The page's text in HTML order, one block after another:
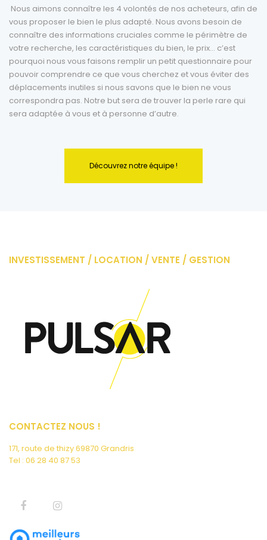
Nous aimons connaître les 4 volontés de nos acheteurs, afin de
vous proposer le bien le plus adapté. Nous avons besoin de
connaître des informations cruciales comme le périmètre de
votre recherche, les caractéristiques du bien, le prix… c’est
pourquoi nous vous faisons remplir un petit questionnaire pour
pouvoir comprendre ce que vous cherchez et vous éviter des
déplacements inutiles si nous savons que le bien ne vous
correspondra pas. Notre but sera de trouver la perle rare qui
sera adaptée à vous et à personne d’autre.
Découvrez notre équipe !
INVESTISSEMENT / LOCATION / VENTE / GESTION
CONTACTEZ NOUS !
171, route de thizy 69870 Grandris
Tel : 06 28 40 87 53